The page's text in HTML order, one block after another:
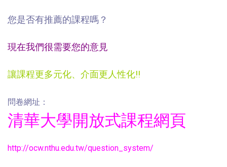
您是否有推薦的課程嗎？
現在我們很需要您的意見
讓課程更多元化、介面更人性化!!
問卷網址：
清華大學開放式課程網頁
http://ocw.nthu.edu.tw/question_system/